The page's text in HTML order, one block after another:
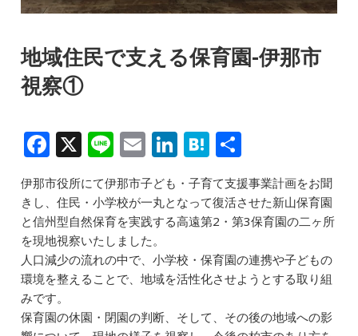
地域住民で支える保育園-伊那市
視察①
F
a
c
e
b
o
o
k
X Li
n
e
E
m
ai
l
Li
n
k
e
dI
n
H
at
e
n
a
有
伊那市役所にて伊那市子ども・子育て支援事業計画をお聞
きし、住民・小学校が一丸となって復活させた新山保育園
と信州型自然保育を実践する高遠第2・第3保育園の二ヶ所
を現地視察いたしました。
人口減少の流れの中で、小学校・保育園の連携や子どもの
環境を整えることで、地域を活性化させようとする取り組
みです。
保育園の休園・閉園の判断、そして、その後の地域への影